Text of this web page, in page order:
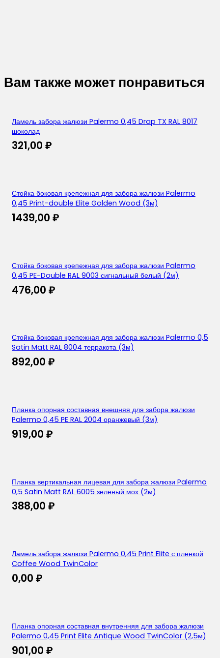
Вам также может понравиться
Ламель забора жалюзи Palermo 0,45 Drap TX RAL 8017
шоколад
321,00 ₽
Стойка боковая крепежная для забора жалюзи Palermo
0,45 Print-double Elite Golden Wood (3м)
1439,00 ₽
Стойка боковая крепежная для забора жалюзи Palermo
0,45 PE-Double RAL 9003 сигнальный белый (2м)
476,00 ₽
Стойка боковая крепежная для забора жалюзи Palermo 0,5
Satin Matt RAL 8004 терракота (3м)
892,00 ₽
Планка опорная составная внешняя для забора жалюзи
Palermo 0,45 PE RAL 2004 оранжевый (3м)
919,00 ₽
Планка вертикальная лицевая для забора жалюзи Palermo
0,5 Satin Matt RAL 6005 зеленый мох (2м)
388,00 ₽
Ламель забора жалюзи Palermo 0,45 Print Elite с пленкой
Coffee Wood TwinColor
0,00 ₽
Планка опорная составная внутренняя для забора жалюзи
Palermo 0,45 Print Elite Antique Wood TwinColor (2,5м)
901,00 ₽